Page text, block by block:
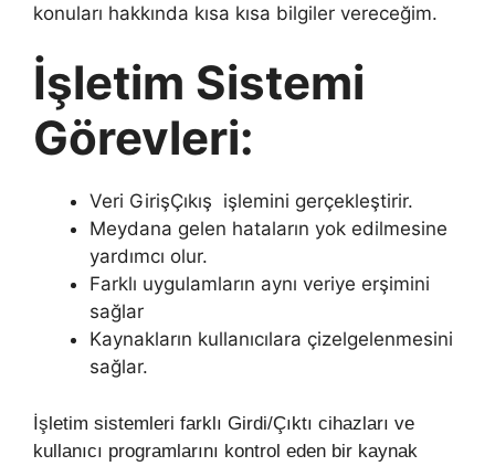
konuları hakkında kısa kısa bilgiler vereceğim.
İşletim Sistemi
Görevleri:
Veri GirişÇıkış işlemini gerçekleştirir.
Meydana gelen hataların yok edilmesine
yardımcı olur.
Farklı uygulamların aynı veriye erşimini
sağlar
Kaynakların kullanıcılara çizelgelenmesini
sağlar.
İşletim sistemleri farklı Girdi/Çıktı cihazları ve
kullanıcı programlarını kontrol eden bir kaynak